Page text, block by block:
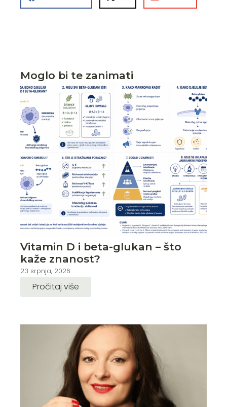
Moglo bi te zanimati
Vitamin D i beta-glukan – što
kaže znanost?
23 srpnja, 2026
Pročitaj više